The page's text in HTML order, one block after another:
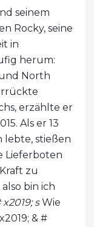
seinem
Rocky, seine
in
herum:
North
erzählte er
Als er 13
lebte, stießen
Lieferboten
zu
bin ich
sWie
& #